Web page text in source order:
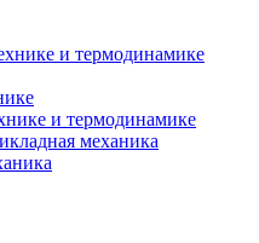
и термодинамике
и термодинамике
механика